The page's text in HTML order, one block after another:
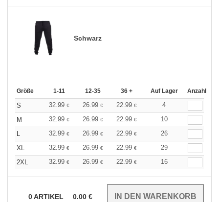
Schwarz
Größe 1-11 12-35 36 + Auf Lager Anzahl
S 32.99 € 26.99 € 22.99 €
4
M
32.99 € 26.99 € 22.99 €
10
L
32.99 € 26.99 € 22.99 €
26
XL
32.99 € 26.99 € 22.99 €
29
2XL
32.99 € 26.99 € 22.99 € 16
0ARTIKEL 0.00 €